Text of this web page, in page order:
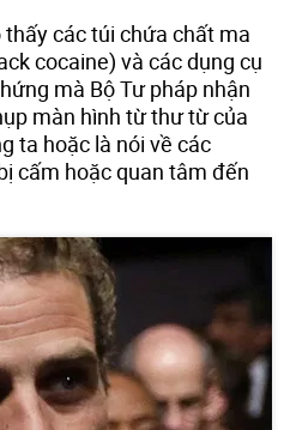
các túi chứa chất ma
cocaine) và các dụng cụ
mà Bộ Tư pháp nhận
màn hình từ thư từ của
ta hoặc là nói về các
cấm hoặc quan tâm đến